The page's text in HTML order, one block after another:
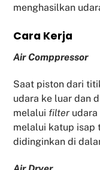
menghasilkan
Cara Kerja
Air Comppressor
Saat piston dari
udara ke luar dan
melalui filter
melalui katup isap
didinginkan di